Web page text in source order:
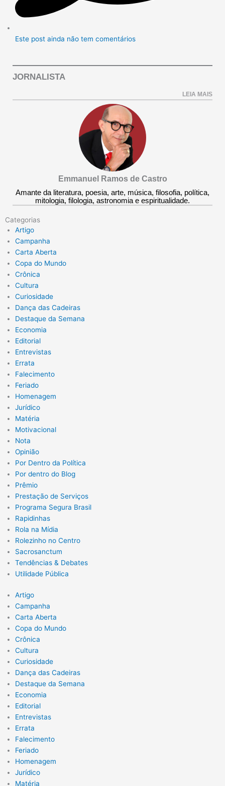
Este post ainda não tem comentários
JORNALISTA
LEIA MAIS
Emmanuel Ramos de Castro
Amante da literatura, poesia, arte, música, filosofia, política,
mitologia, filologia, astronomia e espiritualidade.
Categorias
Artigo
Campanha
Carta Aberta
Copa do Mundo
Crônica
Cultura
Curiosidade
Dança das Cadeiras
Destaque da Semana
Economia
Editorial
Entrevistas
Errata
Falecimento
Feriado
Homenagem
Jurídico
Matéria
Motivacional
Nota
Opinião
Por Dentro da Política
Por dentro do Blog
Prêmio
Prestação de Serviços
Programa Segura Brasil
Rapidinhas
Rola na Mídia
Rolezinho no Centro
Sacrosanctum
Tendências & Debates
Utilidade Pública
Artigo
Campanha
Carta Aberta
Copa do Mundo
Crônica
Cultura
Curiosidade
Dança das Cadeiras
Destaque da Semana
Economia
Editorial
Entrevistas
Errata
Falecimento
Feriado
Homenagem
Jurídico
Matéria